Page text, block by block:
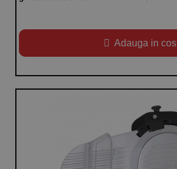
Adauga in cos